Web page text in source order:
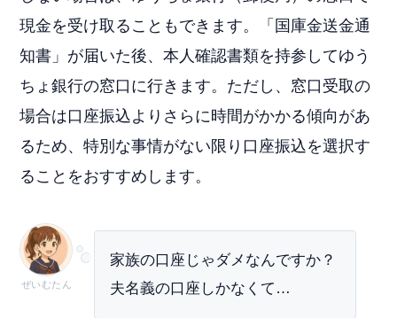
現金を受け取ることもできます。「国庫金送金通
知書」が届いた後、本人確認書類を持参してゆう
ちょ銀行の窓口に行きます。ただし、窓口受取の
場合は口座振込よりさらに時間がかかる傾向があ
るため、特別な事情がない限り口座振込を選択す
ることをおすすめします。
ぜいむたん
家族の口座じゃダメなんですか？
夫名義の口座しかなくて…